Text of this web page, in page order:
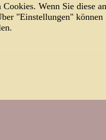
Cookies. Wenn Sie diese
"Einstellungen"